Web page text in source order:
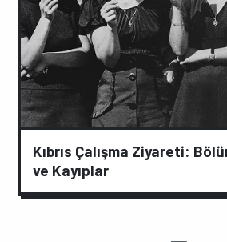
Kıbrıs Çalışma Ziyareti:
ve Kayıplar